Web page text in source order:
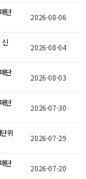
단
2026-08-06
2026-08-04
단
2026-08-03
단
2026-07-30
위
2026-07-29
단
2026-07-20